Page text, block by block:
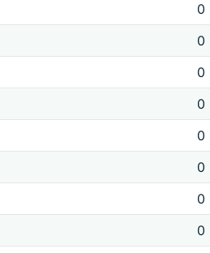
0
0
0
0
0
0
0
0